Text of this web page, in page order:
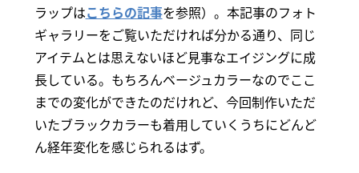
ラップはこちらの記事を参照）。本記事のフォト
ギャラリーをご覧いただければ分かる通り、同じ
アイテムとは思えないほど見事なエイジングに成
長している。もちろんベージュカラーなのでここ
までの変化ができたのだけれど、今回制作いただ
いたブラックカラーも着用していくうちにどんど
ん経年変化を感じられるはず。